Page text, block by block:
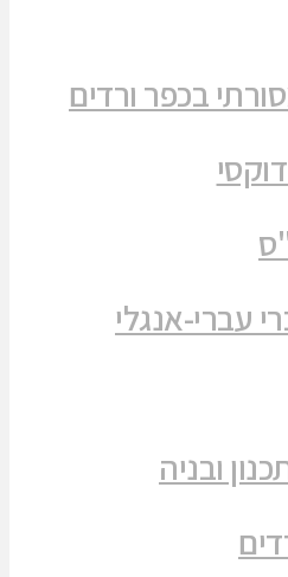
בכפר ורדים
עברי-אנגלי
ובניה